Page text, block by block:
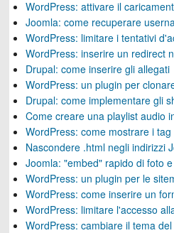
WordPress: attivare il
Joomla: come recuperare
WordPress: limitare i tentativi
WordPress: inserire un redirect
Drupal: come inserire gli allegati
WordPress: un plugin per
Drupal: come implementare gli
Come creare una playlist audio
WordPress: come mostrare i
Nascondere .html negli indirizzi
Joomla: "embed" rapido di foto
WordPress: un plugin per le
WordPress: come inserire un
WordPress: limitare l'accesso
WordPress: cambiare il tema